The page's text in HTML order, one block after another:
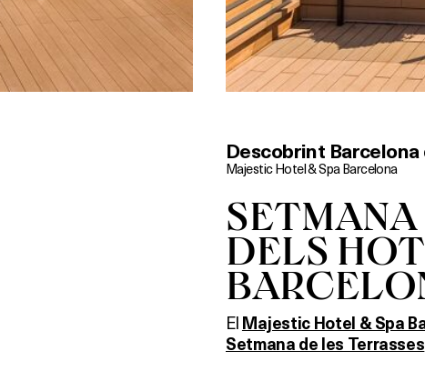
Descobrint Barcelona
Majestic Hotel & Spa Barcelona
SETMANA
DELS
El Majestic Hotel & Spa
Setmana de les Terrasses